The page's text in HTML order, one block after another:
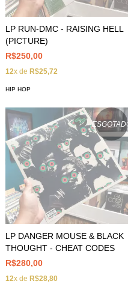
LP RUN-DMC - RAISING HELL
(PICTURE)
R$250,00
12x de R$25,72
HIP HOP
ESGOTADO
LP DANGER MOUSE & BLACK
THOUGHT - CHEAT CODES
R$280,00
12x de R$28,80